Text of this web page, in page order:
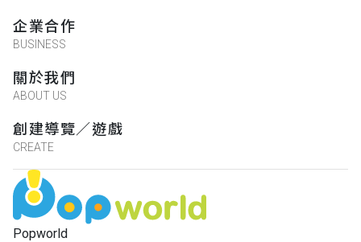
Popworld
企業合作
BUSINESS
關於我們
ABOUT US
創建導覽／遊戲
CREATE